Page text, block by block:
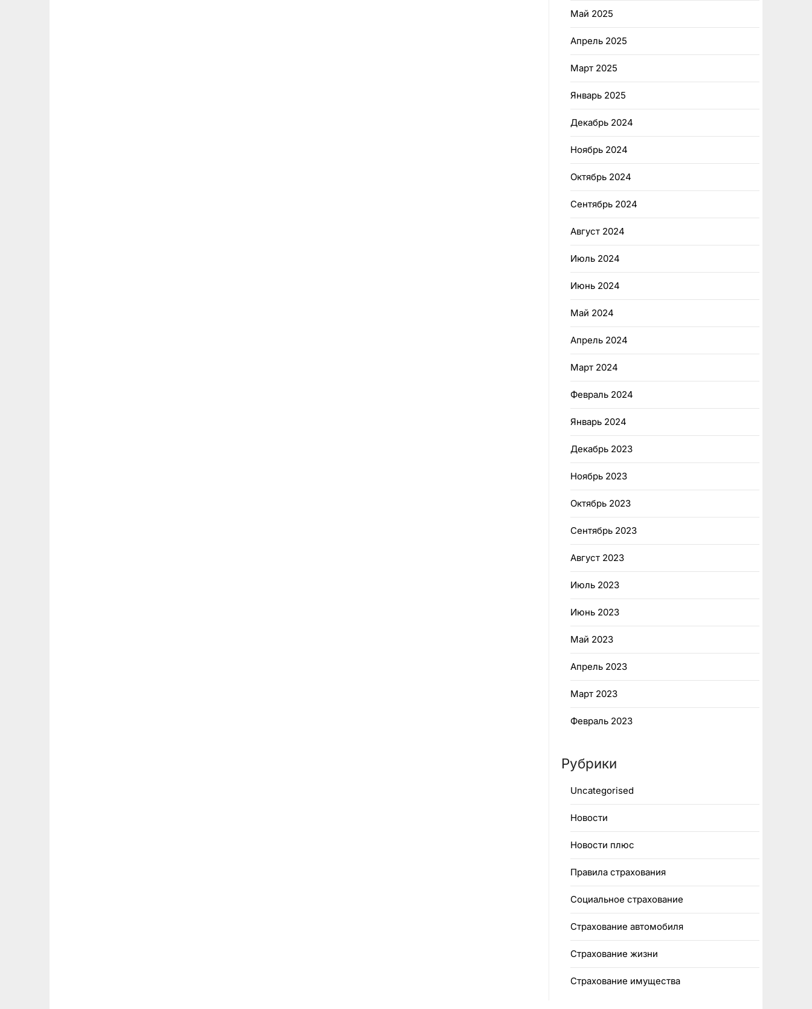
Май 2025
Апрель 2025
Март 2025
Январь 2025
Декабрь 2024
Ноябрь 2024
Октябрь 2024
Сентябрь 2024
Август 2024
Июль 2024
Июнь 2024
Май 2024
Апрель 2024
Март 2024
Февраль 2024
Январь 2024
Декабрь 2023
Ноябрь 2023
Октябрь 2023
Сентябрь 2023
Август 2023
Июль 2023
Июнь 2023
Май 2023
Апрель 2023
Март 2023
Февраль 2023
Рубрики
Uncategorised
Новости
Новости плюс
Правила страхования
Социальное страхование
Страхование автомобиля
Страхование жизни
Страхование имущества